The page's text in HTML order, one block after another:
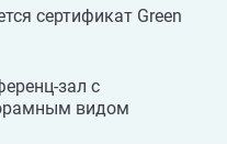
сертификат Green
зал с
видом